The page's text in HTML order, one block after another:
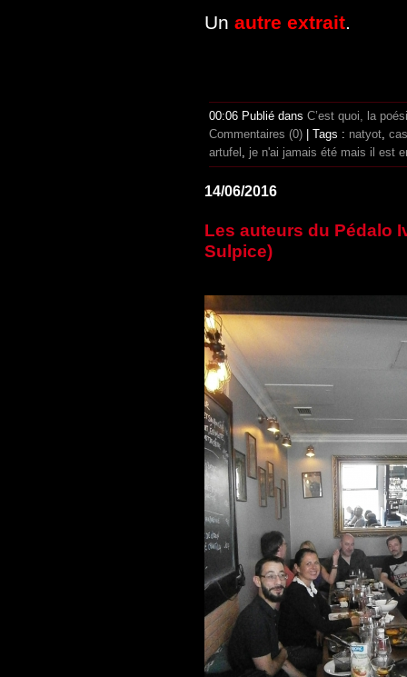
Un autre extrait.
00:06 Publié dans C’est quoi, la
Commentaires (0) | Tags : natyot,
artufel , je n'ai jamais été mais il est
14/06/2016
Les auteurs du Pédalo
Sulpice)